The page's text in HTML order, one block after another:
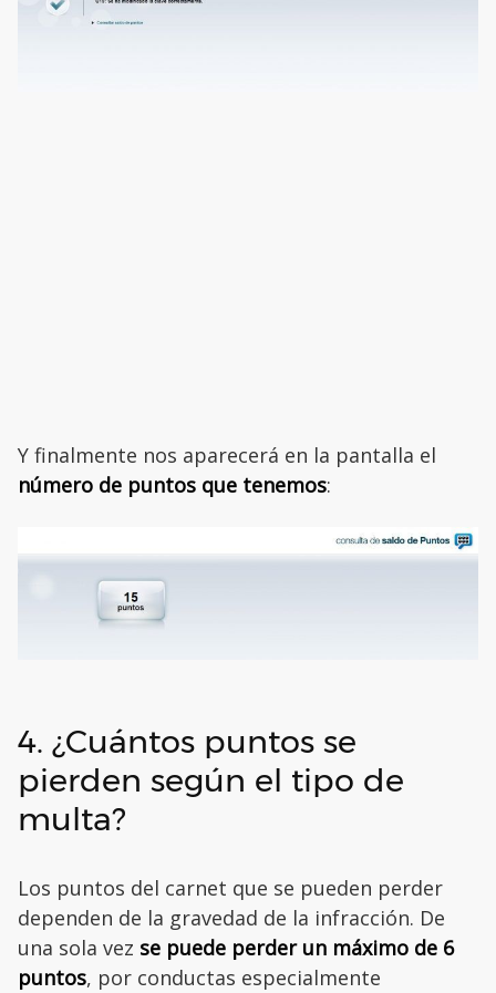
Y finalmente nos aparecerá en la pantalla el
número de puntos que tenemos:
4. ¿Cuántos puntos se
pierden según el tipo de
multa?
Los puntos del carnet que se pueden perder
dependen de la gravedad de la infracción. De
una sola vez se puede perder un máximo de 6
puntos, por conductas especialmente